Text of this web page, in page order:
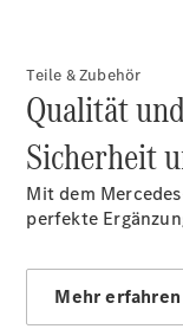
Teile & Zubehör
Qualität
Sicherheit
Mit dem
perfekte
Mehr erfahren